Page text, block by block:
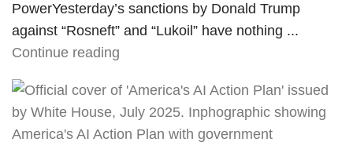
PowerYesterday’s sanctions by Donald Trump
against “Rosneft” and “Lukoil” have nothing ...
Continue reading